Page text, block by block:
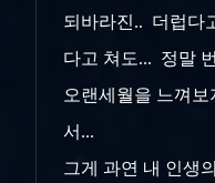
되바라진.. 더럽다
다고 쳐도... 정말
오랜세월을 느껴
서...
그게 과연 내 인생